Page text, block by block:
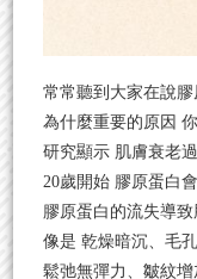
常常聽到大家在說
為什麼重要的原因
研究顯示 肌膚衰老
20歲開始 膠原蛋白
膠原蛋白的流失導
像是 乾燥暗沉、毛
鬆弛無彈力、皺紋